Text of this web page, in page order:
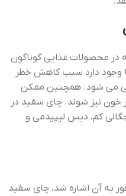
در محصولات غذایی گوناگون
وجود دارد سبب کاهش خطر
می ‌شود. همچنین ممکن
نیز شوند. چای سفید در
کم، دیس لیپیدمی و
به آن اشاره شد، چای سفید